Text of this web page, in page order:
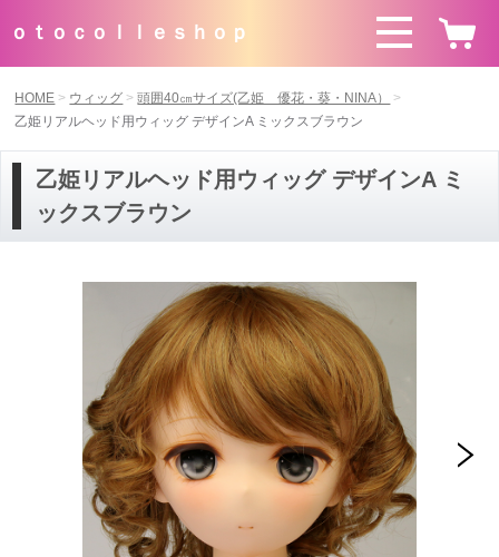
ｏｔｏｃｏｌｌｅｓｈｏｐ
HOME ウィッグ
頭囲40㎝サイズ(乙姫 優花・葵・NINA）
乙姫リアルヘッド用ウィッグ デザインA ミックスブラウン
乙姫リアルヘッド用ウィッグ デザインA ミ
ックスブラウン